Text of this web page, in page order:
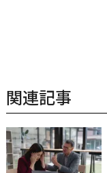
関連記事